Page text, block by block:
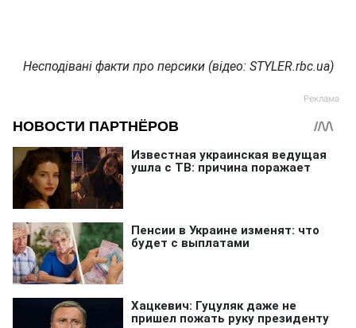
Несподівані факти про персики (відео: STYLER.rbc.ua)